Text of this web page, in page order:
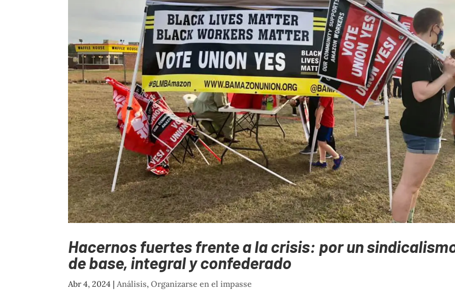
Hacernos fuertes frente a la crisis: por un
de base, integral y confederado
Abr 4, 2024 | Análisis,Organizarse en el impasse